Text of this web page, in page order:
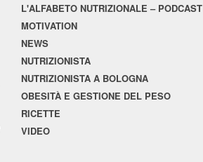
L'ALFABETO NUTRIZIONALE – PODCAST
MOTIVATION
NEWS
NUTRIZIONISTA
NUTRIZIONISTA A BOLOGNA
OBESITÀ E GESTIONE DEL PESO
RICETTE
VIDEO